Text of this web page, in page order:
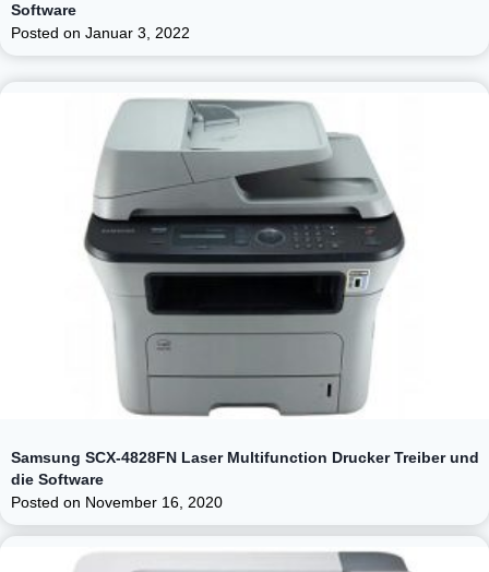
Software
Posted on Januar 3, 2022
Samsung SCX-4828FN Laser Multifunction Drucker Treiber und
die Software
Posted on November 16, 2020